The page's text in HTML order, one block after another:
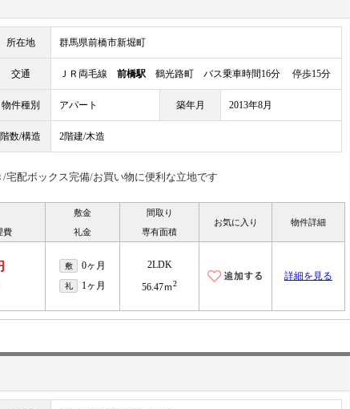
所在地 群馬県前橋市新堀町
交通 ＪＲ両毛線 前橋駅 鶴光路町 バス乗車時間16分 停歩15分
物件種別 アパート 築年月 2013年8月
階数/構造 2階建/木造
宅配ボックス完備/お買い物に便利な立地です
費
敷金
礼金
間取り
専有面積
お気に入り 物件詳細
敷 0ヶ月
礼 1ヶ月
2LDK
56.47ｍ2
詳細を見る